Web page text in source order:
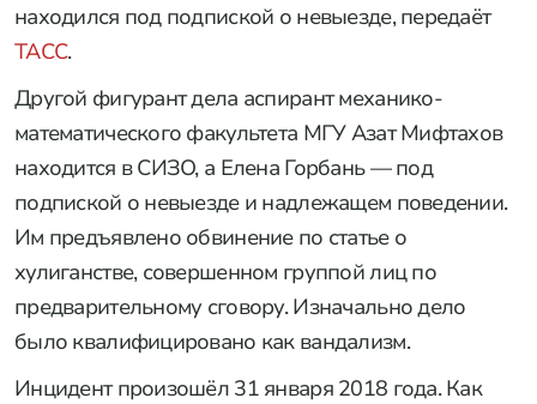
находился под подпиской о невыезде, передаёт
ТАСС.
Другой фигурант дела аспирант механико-
математического факультета МГУ Азат Мифтахов
находится в СИЗО, а Елена Горбань — под
подпиской о невыезде и надлежащем поведении.
Им предъявлено обвинение по статье о
хулиганстве, совершенном группой лиц по
предварительному сговору. Изначально дело
было квалифицировано как вандализм.
Инцидент произошёл 31 января 2018 года. Как